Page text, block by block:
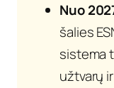
Nuo
šalies
sistema
užtvarų